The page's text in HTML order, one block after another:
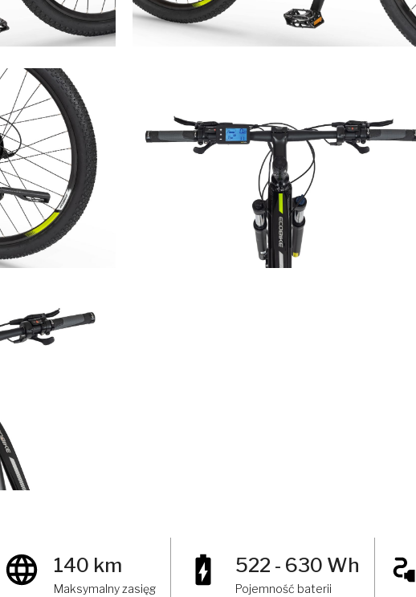
140 km
Maksymalny zasięg
522 - 630 Wh
Pojemność baterii